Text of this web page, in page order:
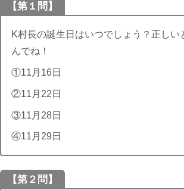
【第１問】
K村長の誕生日はいつでしょう？正しい
んでね！
①11月16日
②11月22日
③11月28日
④11月29日
【第２問】